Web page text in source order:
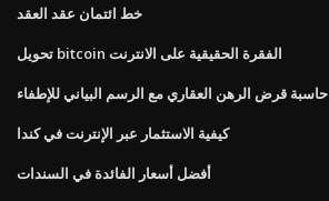
خط ائتمان عقد العقد
تحويل bitcoin الفقرة الحقيقية على الانترنت
حاسبة قرض الرهن العقاري مع الرسم البياني للإطفاء
كيفية الاستثمار عبر الإنترنت في كندا
أفضل أسعار الفائدة في السندات